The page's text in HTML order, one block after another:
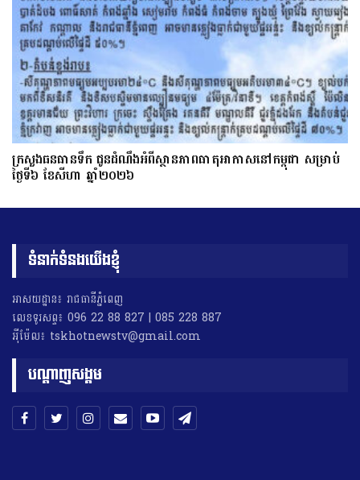
ក្រសួងធនធានទឹក ជូនដំណឹងអំពីស្ថានភាពធាតុអាកាសនៅកម្ពុជា សម្រាប់
ថ្ងៃទី៦ ខែសីហា ឆ្នាំ២០២៦
ទំនាក់ទំនងយើងខ្ញុំ
អាសយដ្ឋាន៖ រាជធានីភ្នំពេញ
លេខទូរសព្ទ៖ 096 22 88 827 | 085 228 887
អុីម៉ែល៖ tskhotnewstv@gmail.com
បណ្តាញសង្គម